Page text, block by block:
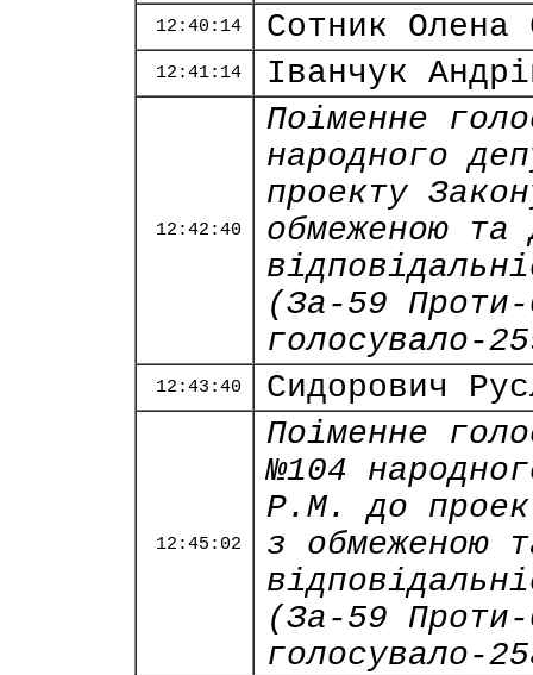
12:40:14 Сотник Олена
12:41:14 Іванчук
12:42:40
Поіменне
народного
проекту
обмеженою та
(За-59
голосувало-
12:43:40 Сидорович
12:45:02
Поіменне
№104
Р.М. до
з обмеженою
(За-59
голосувало-